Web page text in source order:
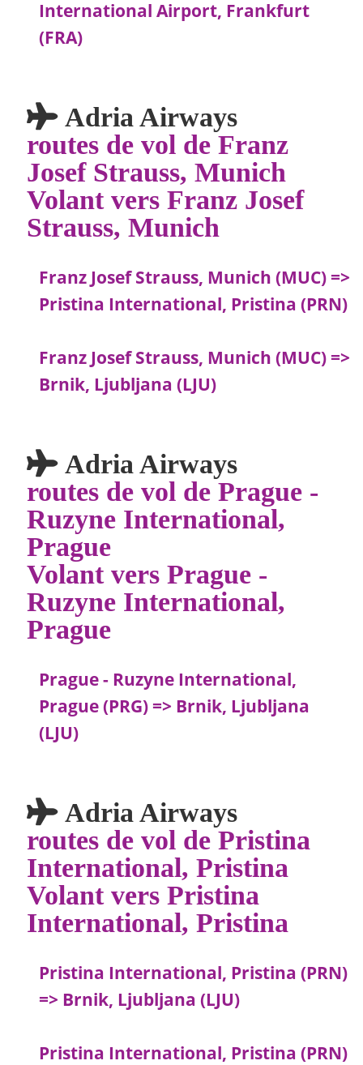
International Airport, Frankfurt
(FRA)
Adria Airways
routes de vol de Franz
Josef Strauss, Munich
Volant vers Franz Josef
Strauss, Munich
Franz Josef Strauss, Munich (MUC) =>
Pristina International, Pristina (PRN)
Franz Josef Strauss, Munich (MUC) =>
Brnik, Ljubljana (LJU)
Adria Airways
routes de vol de Prague -
Ruzyne International,
Prague
Volant vers Prague -
Ruzyne International,
Prague
Prague - Ruzyne International,
Prague (PRG) => Brnik, Ljubljana
(LJU)
Adria Airways
routes de vol de Pristina
International, Pristina
Volant vers Pristina
International, Pristina
Pristina International, Pristina (PRN)
=> Brnik, Ljubljana (LJU)
Pristina International, Pristina (PRN)